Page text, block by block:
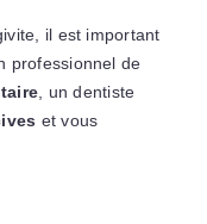
il est important
professionnel de
, un dentiste
et vous